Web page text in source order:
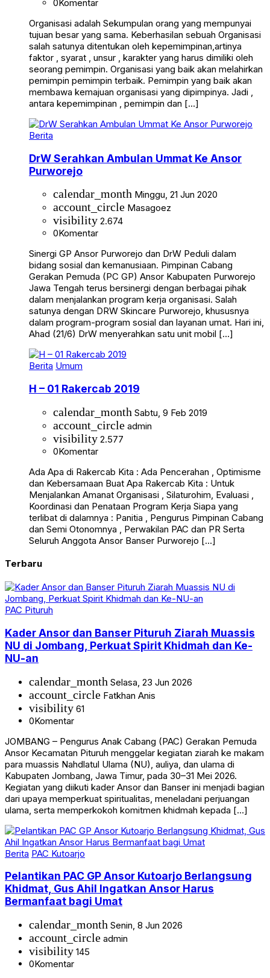
0 Komentar
Organisasi adalah Sekumpulan orang yang mempunyai
tujuan besar yang sama. Keberhasilan sebuah Organisasi
salah satunya ditentukan oleh kepemimpinan,artinya
faktor , syarat , unsur , karakter yang harus dimiliki oleh
seorang pemimpin. Organisasi yang baik akan melahirkan
pemimpin pemimpin terbaik. Pemimpin yang baik akan
membawa kemajuan organisasi yang dipimpinya. Jadi ,
antara kepemimpinan , pemimpin dan […]
Berita
DrW Serahkan Ambulan Ummat Ke Ansor
Purworejo
calendar_month Minggu, 21 Jun 2020
account_circle Masagoez
visibility 2.674
0Komentar
Sinergi GP Ansor Purworejo dan DrW Peduli dalam
bidang sosial dan kemanusiaan. Pimpinan Cabang
Gerakan Pemuda (PC GP) Ansor Kabupaten Purworejo
Jawa Tengah terus bersinergi dengan berbagai pihak
dalam menjalankan program kerja organisasi. Salah
satunya dengan DRW Skincare Purworejo, khususnya
dalam program-program sosial dan layanan umat. Hari ini,
Ahad (21/6) DrW menyerahkan satu unit mobil […]
Berita Umum
H – 01 Rakercab 2019
calendar_month Sabtu, 9 Feb 2019
account_circle admin
visibility 2.577
0Komentar
Ada Apa di Rakercab Kita : Ada Pencerahan , Optimisme
dan Kebersamaan Buat Apa Rakercab Kita : Untuk
Menjalankan Amanat Organisasi , Silaturohim, Evaluasi ,
Koordinasi dan Penataan Program Kerja Siapa yang
terlibat di dalamnya : Panitia , Pengurus Pimpinan Cabang
dan Semi Otonomnya , Perwakilan PAC dan PR Serta
Seluruh Anggota Ansor Banser Purworejo […]
Terbaru
PAC Pituruh
Kader Ansor dan Banser Pituruh Ziarah Muassis
NU di Jombang, Perkuat Spirit Khidmah dan Ke-
NU-an
calendar_month Selasa, 23 Jun 2026
account_circle Fatkhan Anis
visibility 61
0Komentar
JOMBANG – Pengurus Anak Cabang (PAC) Gerakan Pemuda
Ansor Kecamatan Pituruh menggelar kegiatan ziarah ke makam
para muassis Nahdlatul Ulama (NU), auliya, dan ulama di
Kabupaten Jombang, Jawa Timur, pada 30–31 Mei 2026.
Kegiatan yang diikuti kader Ansor dan Banser ini menjadi bagian
dari upaya memperkuat spiritualitas, meneladani perjuangan
ulama, serta memperkokoh komitmen khidmah kepada […]
Berita PAC Kutoarjo
Pelantikan PAC GP Ansor Kutoarjo Berlangsung
Khidmat, Gus Ahil Ingatkan Ansor Harus
Bermanfaat bagi Umat
calendar_month Senin, 8 Jun 2026
account_circle admin
visibility 145
0Komentar